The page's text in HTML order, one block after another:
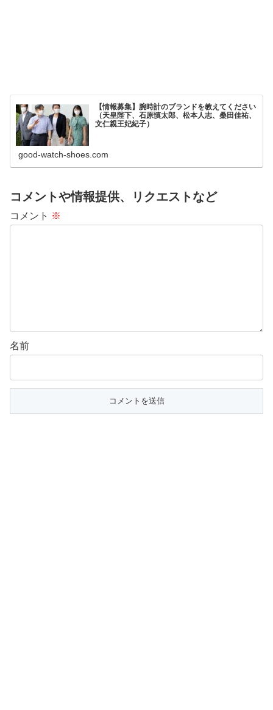
【情報募集】腕時計のブランドを教えてください
（天皇陛下、石原慎太郎、松本人志、桑田佳祐、
文仁親王妃紀子）
good-watch-shoes.com
コメントや情報提供、リクエストなど
コメント ※
名前